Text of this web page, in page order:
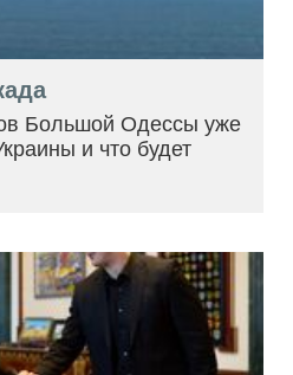
Большой Одессы уже
и что будет